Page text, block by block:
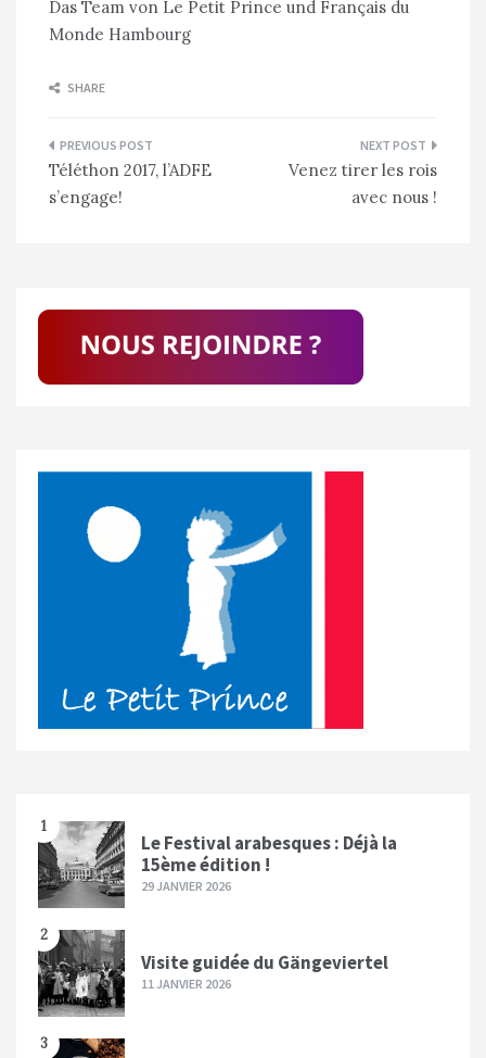
Das Team von Le Petit Prince und Français du
Monde Hambourg
SHARE
Navigation
de
l’article
Téléthon 2017, l’ADFE
s’engage!
Venez tirer les rois
avec nous !
1
Le Festival arabesques : Déjà la
15ème édition !
29 JANVIER 2026
2
Visite guidée du Gängeviertel
11 JANVIER 2026
3